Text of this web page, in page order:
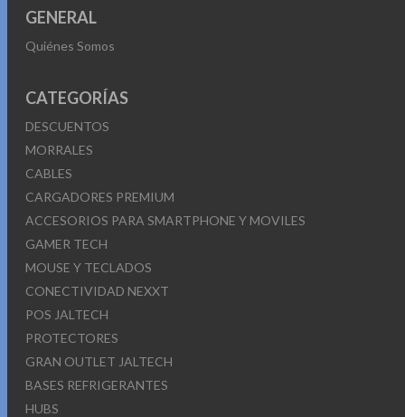
GENERAL
Quiénes Somos
CATEGORÍAS
DESCUENTOS
MORRALES
CABLES
CARGADORES PREMIUM
ACCESORIOS PARA SMARTPHONE Y MOVILES
GAMER TECH
MOUSE Y TECLADOS
CONECTIVIDAD NEXXT
POS JALTECH
PROTECTORES
GRAN OUTLET JALTECH
BASES REFRIGERANTES
HUBS